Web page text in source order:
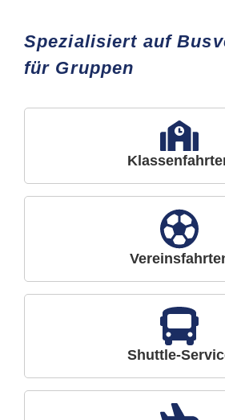
Spezialisiert auf
für Gruppen
Shuttle-